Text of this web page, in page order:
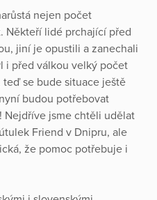
nejen počet
Někteří lidé prchající před
jiní je opustili a zanechali
i před válkou velký počet
se bude situace ještě
budou potřebovat
Nejdříve jsme chtěli udělat
Friend v Dnipru, ale
že pomoc potřebuje i